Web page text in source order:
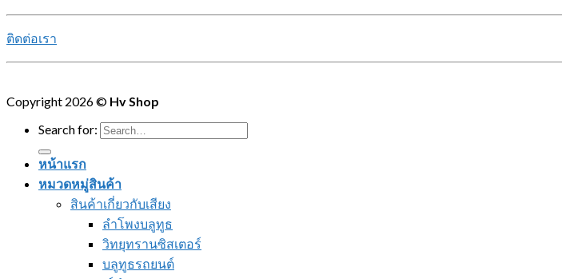
ติดต่อเรา
Copyright 2026 © Hv Shop
Search for:
หน้าแรก
หมวดหมู่สินค้า
สินค้าเกี่ยวกับเสียง
ลำโพงบลูทูธ
วิทยุทรานซิสเตอร์
บลูทูธรถยนต์